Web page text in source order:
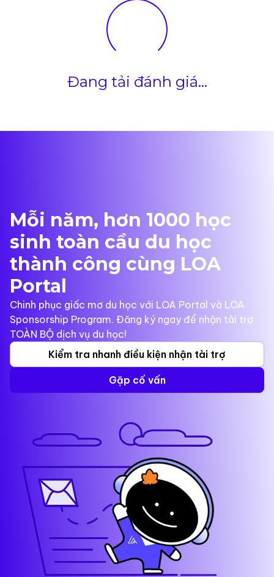
Đang tải đánh giá...
Mỗi năm, hơn 1000 học
sinh toàn cầu du học
thành công cùng LOA
Portal
Chinh phục giấc mơ du học với LOA Portal và LOA
Sponsorship Program. Đăng ký ngay để nhận tài trợ
TOÀN BỘ dịch vụ du học!
Kiểm tra nhanh điều kiện nhận tài trợ
Gặp cố vấn